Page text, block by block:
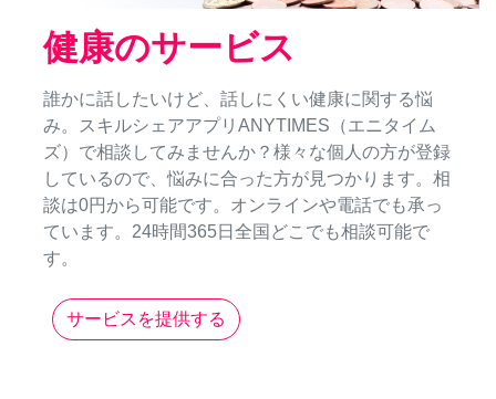
健康のサービス
誰かに話したいけど、話しにくい健康に関する悩
み。スキルシェアアプリANYTIMES（エニタイム
ズ）で相談してみませんか？様々な個人の方が登録
しているので、悩みに合った方が見つかります。相
談は0円から可能です。オンラインや電話でも承っ
ています。24時間365日全国どこでも相談可能で
す。
サービスを提供する